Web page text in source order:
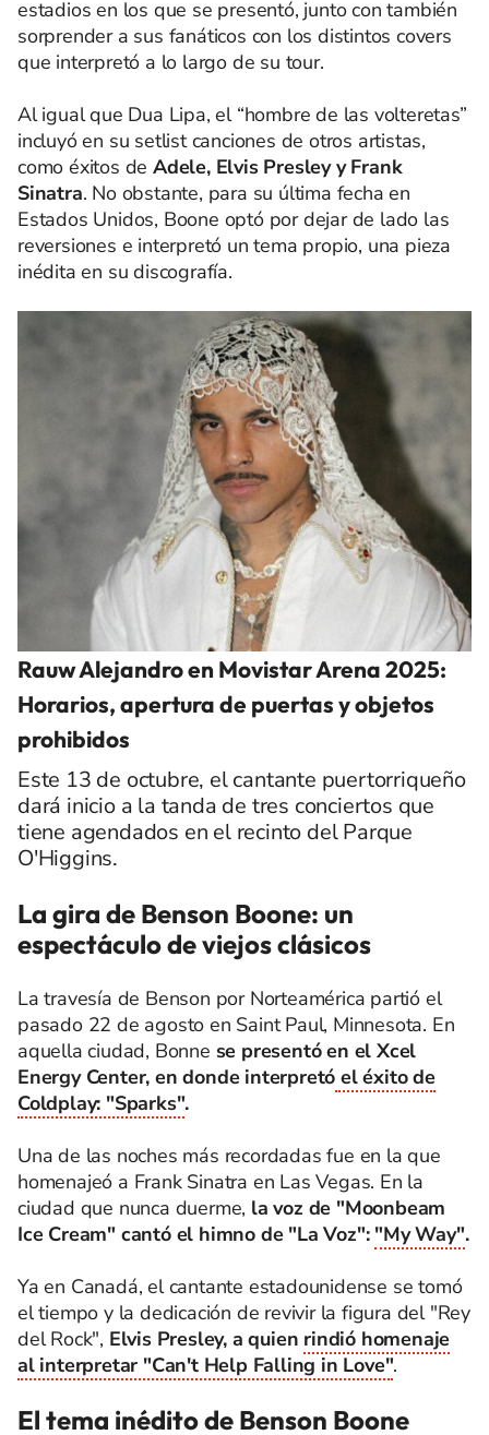
estadios en los que se presentó, junto con también
sorprender a sus fanáticos con los distintos covers
que interpretó a lo largo de su tour.
Al igual que Dua Lipa, el “hombre de las volteretas”
incluyó en su setlist canciones de otros artistas,
como éxitos de Adele, Elvis Presley y Frank
Sinatra. No obstante, para su última fecha en
Estados Unidos, Boone optó por dejar de lado las
reversiones e interpretó un tema propio, una pieza
inédita en su discografía.
Rauw Alejandro en Movistar Arena 2025:
Horarios, apertura de puertas y objetos
prohibidos
Este 13 de octubre, el cantante puertorriqueño
dará inicio a la tanda de tres conciertos que
tiene agendados en el recinto del Parque
O'Higgins.
La gira de Benson Boone: un
espectáculo de viejos clásicos
La travesía de Benson por Norteamérica partió el
pasado 22 de agosto en Saint Paul, Minnesota. En
aquella ciudad, Bonne se presentó en elXcel
Energy Center, en donde interpretó el éxito de
Coldplay: "Sparks".
Una de las noches más recordadas fue en la que
homenajeó a Frank Sinatra en Las Vegas. En la
ciudad que nunca duerme, la voz de "Moonbeam
Ice Cream" cantó el himno de "La Voz": "My Way".
Ya en Canadá, el cantante estadounidense se tomó
el tiempo y la dedicación de revivir la figura del "Rey
del Rock", Elvis Presley, a quien rindió homenaje
al interpretar "Can't Help Falling in Love".
El tema inédito de Benson Boone